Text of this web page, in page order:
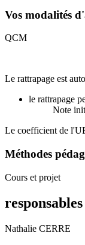
Vos modalités
QCM
Le rattrapage est
le rattrapage
Note
Le coefficient de
Méthodes
Cours et projet
responsables
Nathalie CERRE